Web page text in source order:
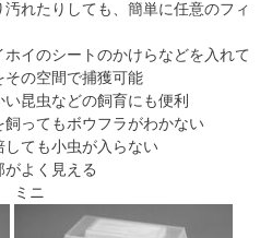
れたりしても、簡単に任意のフィ
イのシートのかけらなどを入れて
その空間で捕獲可能
昆虫などの飼育にも便利
ってもボウフラがわかない
ても小虫が入らない
よく見える
ミニ